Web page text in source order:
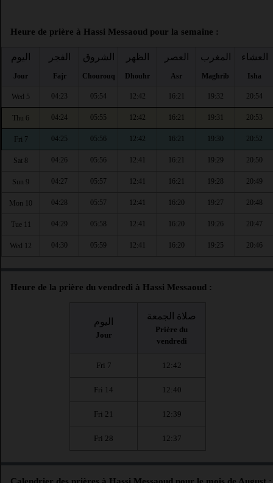
Heure de prière à Hassi Messaoud pour la semaine :
اليوم
Jour
الفجر
Fajr
الشروق
Chourouq
الظهر
Dhouhr
العصر
Asr
المغرب
Maghrib
العشاء
Isha
Wed 5 04:23 05:54 12:42 16:21 19:32 20:54
Thu 6 04:24 05:55 12:42 16:21 19:31 20:53
Fri 7 04:25 05:56 12:42 16:21 19:30 20:52
Sat 8 04:26 05:56 12:41 16:21 19:29 20:50
Sun 9 04:27 05:57 12:41 16:21 19:28 20:49
Mon 10 04:28 05:57 12:41 16:20 19:27 20:48
Tue 11 04:29 05:58 12:41 16:20 19:26 20:47
Wed 12 04:30 05:59 12:41 16:20 19:25 20:46
Heure de la prière du vendredi à Hassi Messaoud :
اليوم
Jour
صلاة الجمعة
Prière du
vendredi
Fri 7 12:42
Fri 14 12:40
Fri 21 12:39
Fri 28 12:37